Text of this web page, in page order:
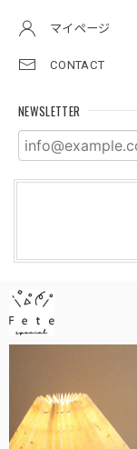
マイページ
CONTACT
NEWSLETTER